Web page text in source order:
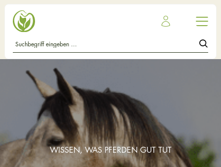
WISSEN, WAS PFERDEN GUT TUT